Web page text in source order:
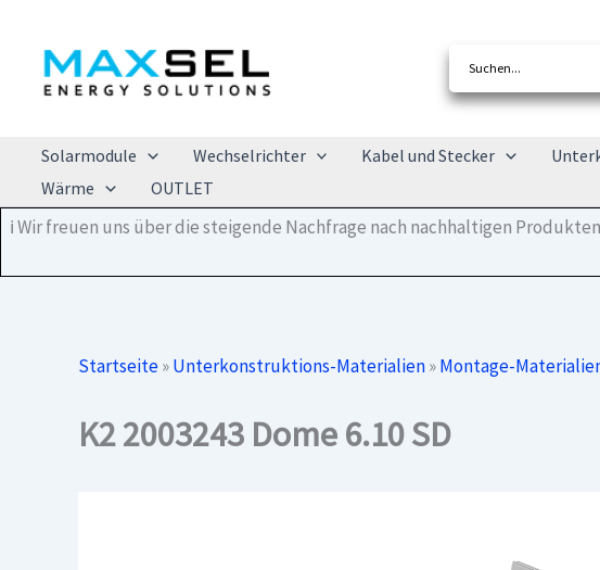
Inhalt
springen
Solarmodule Wechselrichter Kabel und Stecker
Wärme
OUTLET
ℹ️ Wir freuen uns über die steigende Nachfrage nach nachhaltigen
Startseite»Unterkonstruktions-Materialien»Montage-
K2 2003243 Dome 6.10 SD